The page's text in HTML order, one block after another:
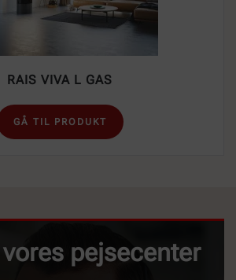
RAIS VIVA L GAS
GÅ TIL PRODUKT
pejsecenter